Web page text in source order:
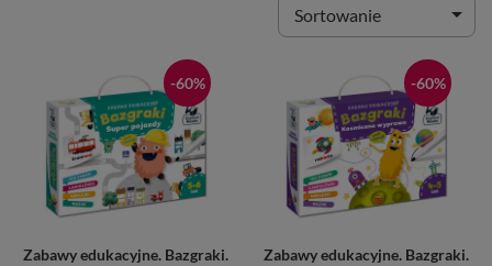
Sortowanie 
-60%
Zabawy edukacyjne. Bazgraki.
-60%
Zabawy edukacyjne. Bazgraki.